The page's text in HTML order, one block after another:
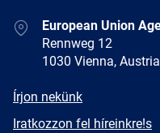
AddressEuropean Union
Rennweg 12
1030 Vienna, Austria
E-
Írjon nekünk
Newsletter
Iratkozzon fel híreinkre!s